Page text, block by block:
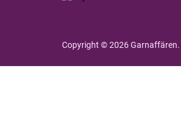
Copyright © 2026